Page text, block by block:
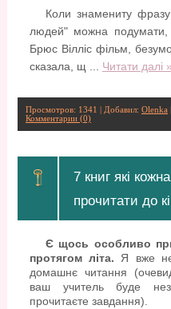
Коли знамениту
людей" можна
Брюс Вілліс фільм,
сказала, щ
Читати далі »
Просмотров: 1341 | Добавил: Olenka
Комментарии (0)
7 книг які
прочитати до
Є щось особливо
протягом літа. Я вже
домашнє читання
ваш учитель буде
прочитаєте завдання).